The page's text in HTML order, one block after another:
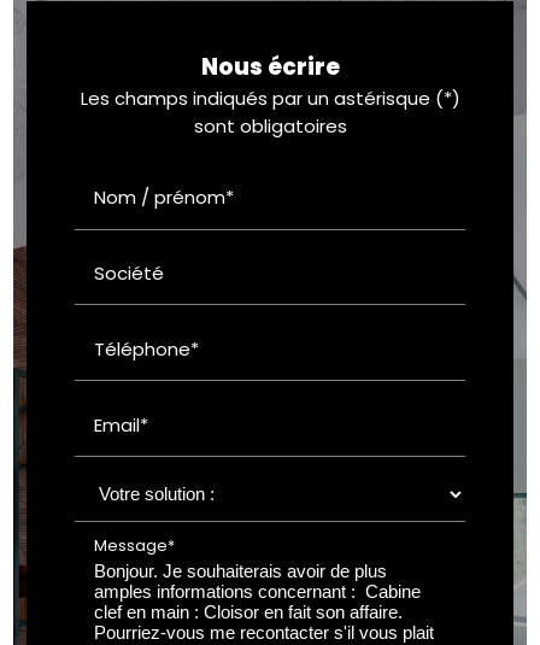
Nous écrire
Les champs indiqués par un astérisque (*)
sont obligatoires
Nom / prénom*
Société
Téléphone*
Email*
Message*